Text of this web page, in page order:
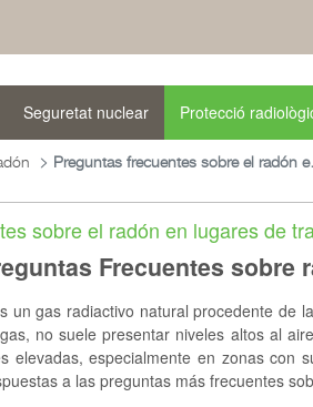
Seguretat nuclear Protecció
sobre el radón en lugares de
Frecuentes sobre
un gas radiactivo natural procedente de
no suele presentar niveles altos al
elevadas, especialmente en zonas
a las preguntas más frecuentes